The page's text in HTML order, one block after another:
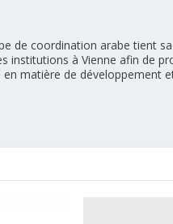
de coordination arabe tient
institutions à Vienne afin de
matière de développement